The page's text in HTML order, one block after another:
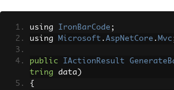
using IronBarCode ;
using Microsoft . AspNetCore . Mvc
public IActionResult
tring data )
{